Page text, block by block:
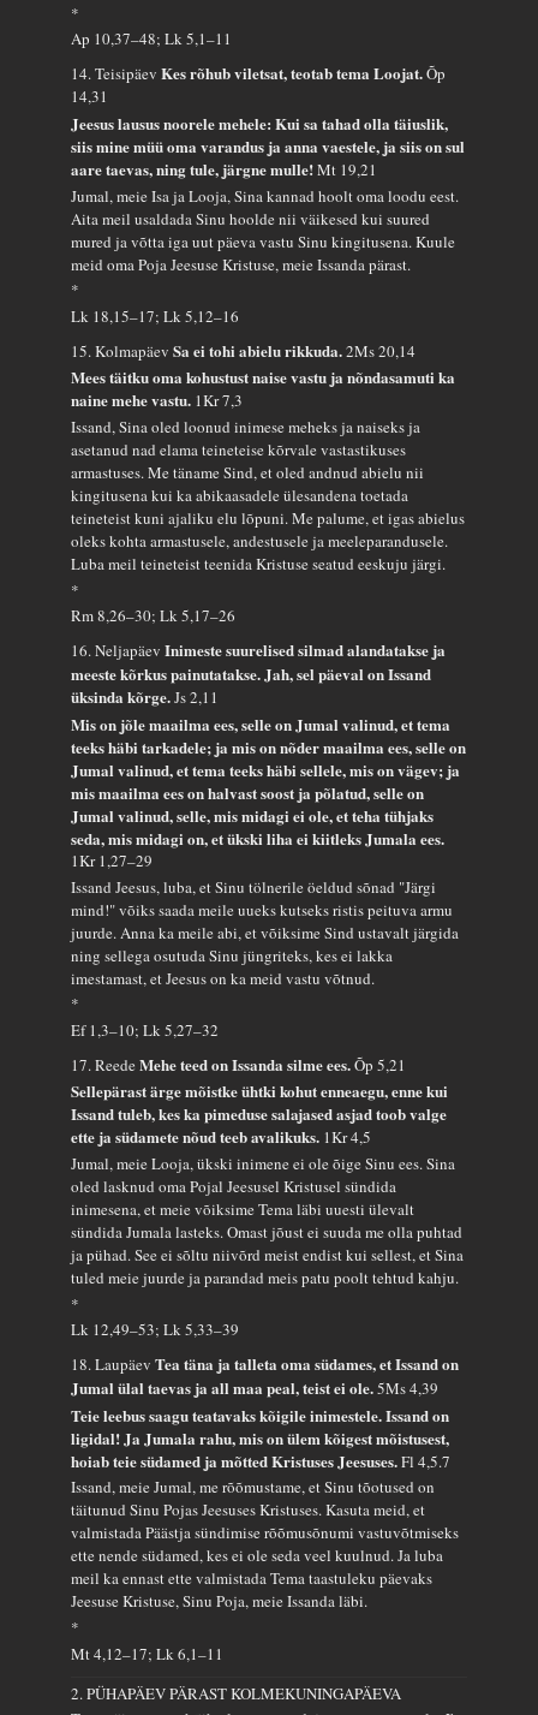
*
Ap 10,37–48; Lk 5,1–11
14. TeisipäevKes rõhub viletsat, teotab tema Loojat.Õp
14,31
Jeesus lausus noorele mehele: Kui sa tahad olla täiuslik,
siis mine müü oma varandus ja anna vaestele, ja siis on sul
aare taevas, ning tule, järgne mulle!Mt 19,21
Jumal, meie Isa ja Looja, Sina kannad hoolt oma loodu eest.
Aita meil usaldada Sinu hoolde nii väikesed kui suured
mured ja võtta iga uut päeva vastu Sinu kingitusena. Kuule
meid oma Poja Jeesuse Kristuse, meie Issanda pärast.
*
Lk 18,15–17; Lk 5,12–16
15. KolmapäevSa ei tohi abielu rikkuda.2Ms 20,14
Mees täitku oma kohustust naise vastu ja nõndasamuti ka
naine mehe vastu. 1Kr 7,3
Issand, Sina oled loonud inimese meheks ja naiseks ja
asetanud nad elama teineteise kõrvale vastastikuses
armastuses. Me täname Sind, et oled andnud abielu nii
kingitusena kui ka abikaasadele ülesandena toetada
teineteist kuni ajaliku elu lõpuni. Me palume, et igas abielus
oleks kohta armastusele, andestusele ja meeleparandusele.
Luba meil teineteist teenida Kristuse seatud eeskuju järgi.
*
Rm 8,26–30; Lk 5,17–26
16. NeljapäevInimeste suurelised silmad alandatakse ja
meeste kõrkus painutatakse. Jah, sel päeval on Issand
üksinda kõrge.Js 2,11
Mis on jõle maailma ees, selle on Jumal valinud, et tema
teeks häbi tarkadele; ja mis on nõder maailma ees, selle on
Jumal valinud, et tema teeks häbi sellele, mis on vägev; ja
mis maailma ees on halvast soost ja põlatud, selle on
Jumal valinud, selle, mis midagi ei ole, et teha tühjaks
seda, mis midagi on, et ükski liha ei kiitleks Jumala ees.
1Kr 1,27–29
Issand Jeesus, luba, et Sinu tölnerile öeldud sõnad "Järgi
mind!" võiks saada meile uueks kutseks ristis peituva armu
juurde. Anna ka meile abi, et võiksime Sind ustavalt järgida
ning sellega osutuda Sinu jüngriteks, kes ei lakka
imestamast, et Jeesus on ka meid vastu võtnud.
*
Ef 1,3–10; Lk 5,27–32
17. ReedeMehe teed on Issanda silme ees.Õp 5,21
Sellepärast ärge mõistke ühtki kohut enneaegu, enne kui
Issand tuleb, kes ka pimeduse salajased asjad toob valge
ette ja südamete nõud teeb avalikuks. 1Kr 4,5
Jumal, meie Looja, ükski inimene ei ole õige Sinu ees. Sina
oled lasknud oma Pojal Jeesusel Kristusel sündida
inimesena, et meie võiksime Tema läbi uuesti ülevalt
sündida Jumala lasteks. Omast jõust ei suuda me olla puhtad
ja pühad. See ei sõltu niivõrd meist endist kui sellest, et Sina
tuled meie juurde ja parandad meis patu poolt tehtud kahju.
*
Lk 12,49–53; Lk 5,33–39
18. LaupäevTea täna ja talleta oma südames, et Issand on
Jumal ülal taevas ja all maa peal, teist ei ole.5Ms 4,39
Teie leebus saagu teatavaks kõigile inimestele. Issand on
ligidal! Ja Jumala rahu, mis on ülem kõigest mõistusest,
hoiab teie südamed ja mõtted Kristuses Jeesuses.Fl 4,5.7
Issand, meie Jumal, me rõõmustame, et Sinu tõotused on
täitunud Sinu Pojas Jeesuses Kristuses. Kasuta meid, et
valmistada Päästja sündimise rõõmusõnumi vastuvõtmiseks
ette nende südamed, kes ei ole seda veel kuulnud. Ja luba
meil ka ennast ette valmistada Tema taastuleku päevaks
Jeesuse Kristuse, Sinu Poja, meie Issanda läbi.
*
Mt 4,12–17; Lk 6,1–11
2. PÜHAPÄEV PÄRAST KOLMEKUNINGAPÄEVA